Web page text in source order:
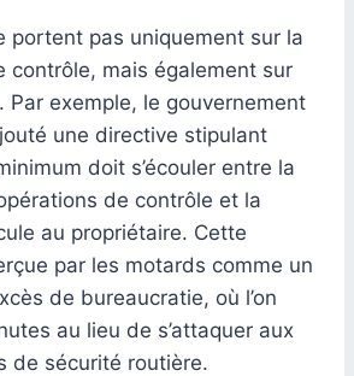
portent pas uniquement sur la
contrôle, mais également sur
Par exemple, le gouvernement
une directive stipulant
doit s’écouler entre la
de contrôle et la
au propriétaire. Cette
par les motards comme un
de bureaucratie, où l’on
au lieu de s’attaquer aux
de sécurité routière.